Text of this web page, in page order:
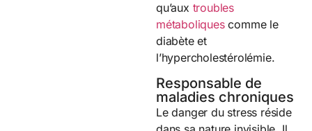
qu’aux troubles
métaboliquescomme le
diabète et
l’hypercholestérolémie.
Responsable de
maladies chroniques
Le danger du stress réside